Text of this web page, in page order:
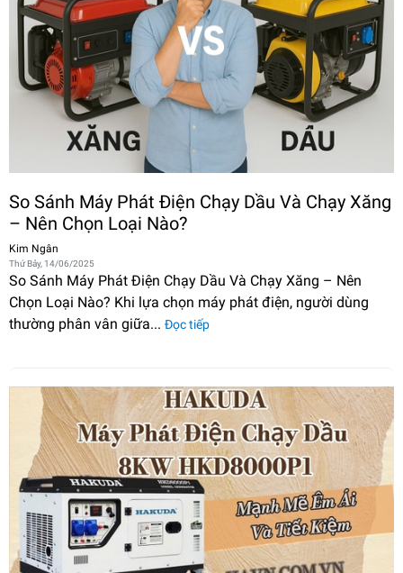
So Sánh Máy Phát Điện Chạy Dầu Và Chạy Xăng
– Nên Chọn Loại Nào?
Kim Ngân
Thứ Bảy, 14/06/2025
So Sánh Máy Phát Điện Chạy Dầu Và Chạy Xăng – Nên
Chọn Loại Nào? Khi lựa chọn máy phát điện, người dùng
thường phân vân giữa... Đọc tiếp